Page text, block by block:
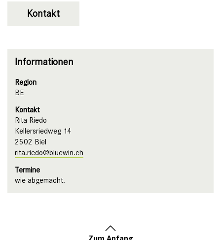
Kontakt
Informationen
Region
BE
Kontakt
Rita Riedo
Kellersriedweg 14
2502 Biel
rita.riedo@bluewin.ch
Termine
wie abgemacht.
Zum Anfang